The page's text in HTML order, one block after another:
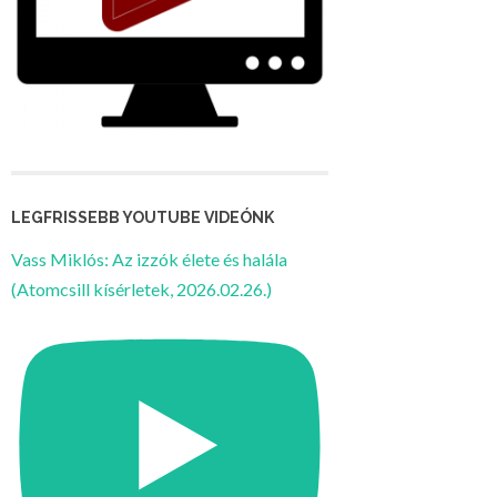
LEGFRISSEBB YOUTUBE VIDEÓNK
Vass Miklós: Az izzók élete és halála
(Atomcsill kísérletek, 2026.02.26.)